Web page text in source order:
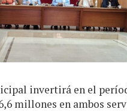
invertirá en el
millones en ambos